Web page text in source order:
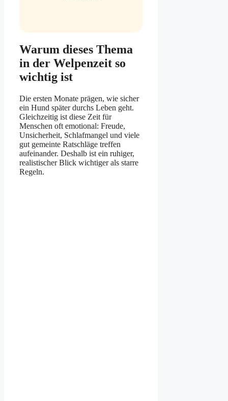
Warum dieses Thema
in der Welpenzeit so
wichtig ist
Die ersten Monate prägen, wie sicher
ein Hund später durchs Leben geht.
Gleichzeitig ist diese Zeit für
Menschen oft emotional: Freude,
Unsicherheit, Schlafmangel und viele
gut gemeinte Ratschläge treffen
aufeinander. Deshalb ist ein ruhiger,
realistischer Blick wichtiger als starre
Regeln.